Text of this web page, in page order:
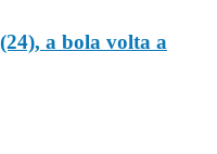
a bola volta a